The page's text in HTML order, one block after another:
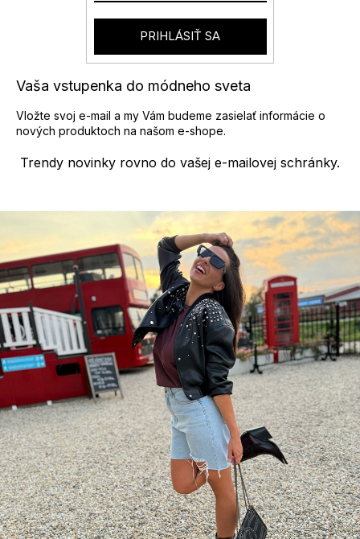
Trendy novinky rovno do vašej e-mailovej schránky.
Vaša vstupenka do módneho sveta
Vložte svoj e-mail a my Vám budeme zasielať informácie o
nových produktoch na našom e-shope.
PRIHLÁSIŤ SA